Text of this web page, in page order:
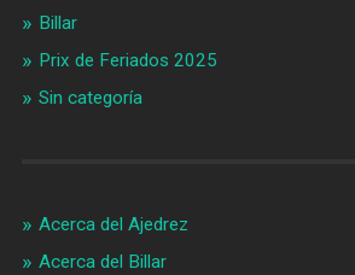
Billar
Prix de Feriados 2025
Sin categoría
Acerca del Ajedrez
Acerca del Billar